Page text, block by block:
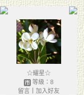
☆耀星☆
等級：8
留言｜ 加入好友